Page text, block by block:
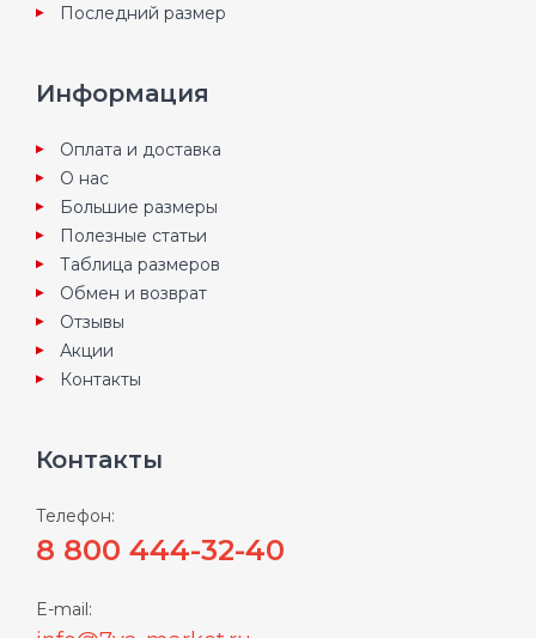
Последний размер
Информация
Оплата и доставка
О нас
Большие размеры
Полезные статьи
Таблица размеров
Обмен и возврат
Отзывы
Акции
Контакты
Контакты
Телефон:
8 800 444-32-40
E-mail: